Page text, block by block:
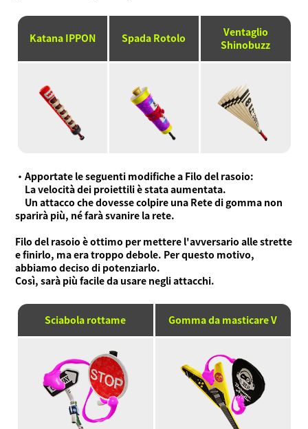
Katana IPPON Spada Rotolo
Ventaglio
Shinobuzz
・Apportate le seguenti modifiche a Filo del rasoio:
La velocità dei proiettili è stata aumentata.
Un attacco che dovesse colpire una Rete di gomma non
sparirà più, né farà svanire la rete.
Filo del rasoio è ottimo per mettere l'avversario alle strette
e finirlo, ma era troppo debole. Per questo motivo,
abbiamo deciso di potenziarlo.
Così, sarà più facile da usare negli attacchi.
Sciabola rottame Gomma da masticare V